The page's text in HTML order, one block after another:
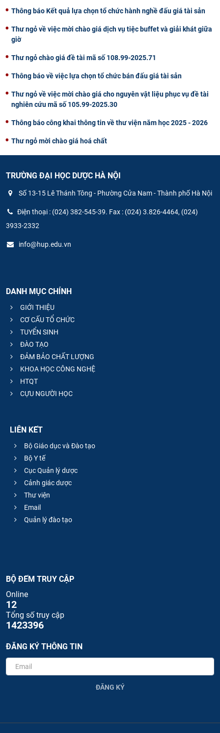
Thông báo Kết quả lựa chọn tổ chức hành nghề đấu giá tài sản
Thư ngỏ về việc mời chào giá dịch vụ tiệc buffet và giải khát giữa
giờ
Thư ngỏ chào giá đề tài mã số 108.99-2025.71
Thông báo về việc lựa chọn tổ chức bán đấu giá tài sản
Thư ngỏ về việc mời chào giá cho nguyên vật liệu phục vụ đề tài
nghiên cứu mã số 105.99-2025.30
Thông báo công khai thông tin về thư viện năm học 2025 - 2026
Thư ngỏ mời chào giá hoá chất
TRƯỜNG ĐẠI HỌC DƯỢC HÀ NỘI
Số 13-15 Lê Thánh Tông - Phường Cửa Nam - Thành phố Hà Nội
Điện thoại : (024) 382-545-39. Fax : (024) 3.826-4464, (024)
3933-2332
info@hup.edu.vn
DANH MỤC CHÍNH
GIỚI THIỆU
CƠ CẤU TỔ CHỨC
TUYỂN SINH
ĐÀO TẠO
ĐẢM BẢO CHẤT LƯỢNG
KHOA HỌC CÔNG NGHỆ
HTQT
CỰU NGƯỜI HỌC
LIÊN KẾT
Bộ Giáo dục và Đào tạo
Bộ Y tế
Cục Quản lý dược
Cảnh giác dược
Thư viện
Email
Quản lý đào tạo
BỘ ĐẾM TRUY CẬP
Online
12
Tổng số truy cập
1423396
ĐĂNG KÝ THÔNG TIN
ĐĂNG KÝ